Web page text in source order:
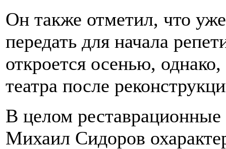
Он также отметил, что
передать для начала
откроется осенью,
театра после
В целом
Михаил Сидоров